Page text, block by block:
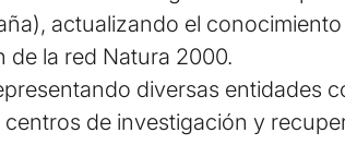
actualizando el
de la red Natura 2000.
diversas entidades
de investigación y